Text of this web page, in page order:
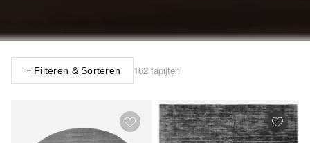
Filteren & Sorteren 162 tapijten